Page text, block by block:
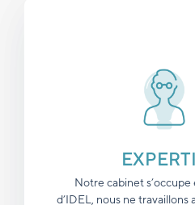
Notre cabinet
d’IDEL, nous ne travaillons